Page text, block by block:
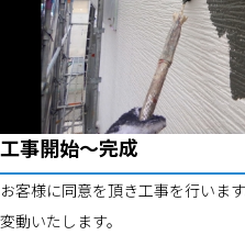
工事開始～完成
お客様に同意を頂き工事を行いま
変動いたします。